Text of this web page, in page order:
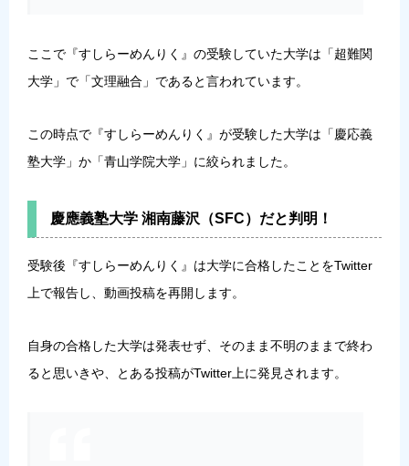
ここで『すしらーめんりく』の受験していた大学は「超難関
大学」で「文理融合」であると言われています。
この時点で『すしらーめんりく』が受験した大学は「慶応義
塾大学」か「青山学院大学」に絞られました。
慶應義塾大学 湘南藤沢（SFC）だと判明！
受験後『すしらーめんりく』は大学に合格したことをTwitter
上で報告し、動画投稿を再開します。
自身の合格した大学は発表せず、そのまま不明のままで終わ
ると思いきや、とある投稿がTwitter上に発見されます。